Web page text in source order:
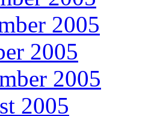
2005
2005
2005
2005